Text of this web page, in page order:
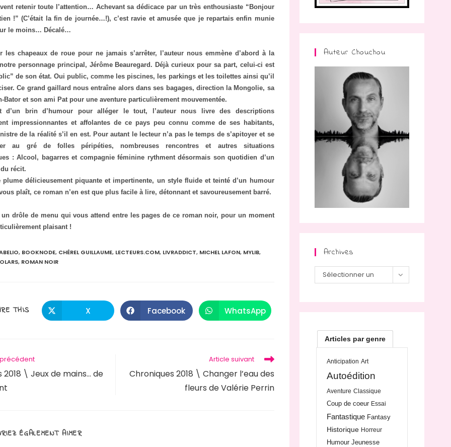
retenir toute l’attention… Achevant sa dédicace par un très enthousiaste “Bonjour
!” (C’était la fin de journée…!), c’est ravie et amusée que je repartais enfin munie
le moins… Décalé…
les chapeaux de roue pour ne jamais s’arrêter, l’auteur nous emmène d’abord à la
personnage principal, Jérôme Beauregard. Déjà curieux pour sa part, celui-ci est
de son état. Oui public, comme les piscines, les parkings et les toilettes ainsi qu’il
Ce grand gaillard nous entraîne alors dans ses bagages, direction la Mongolie, sa
Bator et son ami Pat pour une aventure particulièrement mouvementée.
d’un brin d’humour pour alléger le tout, l’auteur nous livre des descriptions
impressionnantes et affolantes de ce pays peu connu comme de ses habitants,
de la réalité s’il en est. Pour autant le lecteur n’a pas le temps de s’apitoyer et se
au gré de folles péripéties, nombreuses rencontres et autres situations
: Alcool, bagarres et compagnie féminine rythment désormais son quotidien d’un
récit.
plume délicieusement piquante et impertinente, un style fluide et teinté d’un humour
plaît, ce roman n’en est que plus facile à lire, détonnant et savoureusement barré.
un drôle de menu qui vous attend entre les pages de ce roman noir, pour un moment
plaisant !
, BOOKNODE, CHÉREL GUILLAUME, LECTEURS.COM, LIVRADDICT, MICHEL LAFON, MYLIB,
, ROMAN NOIR
THISPARTAGER
Ouvrir
dans
X Ouvrir
dans
Facebook Ouvrir
dans
WhatsApp
2018 \ Jeux de mains… de
Article suivant
Chroniques 2018 \ Changer l’eau des
fleurs de Valérie Perrin
ÉGALEMENT AIMER
Auteur Chouchou
Archives
Archives
Sélectionner un
Articles par genre
Anticipation Art
Autoédition
Aventure Classique
Coup de coeur Essai
Fantastique Fantasy
Historique Horreur
Humour Jeunesse